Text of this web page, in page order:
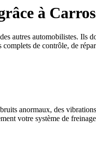
à
autres automobilistes.
de contrôle, de
anormaux, des
votre système de